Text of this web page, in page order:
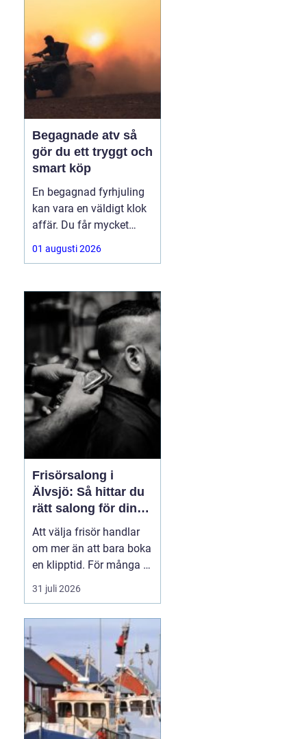
hårt vat...
Begagnade atv så
gör du ett tryggt och
smart köp
En begagnad fyrhjuling
kan vara en väldigt klok
affär. Du får mycket
funktion för pengarna
och slipper den största
ofta kommer direkt när
en maskin är ny.
Samtidigt kräver ett
andrahandsköp mer
eftertanke. Den som vill
köpa
01 augusti 2026
Frisörsalong i
Älvsjö: Så hittar du
rätt salong för din
stil och vardag
Att välja frisör handlar
om mer än att bara boka
en klipptid. För många är
frisörbesöket en paus i
vardagen, en chans att
känna sig mer som sig
själv. I Älvsjö fi...
31 juli 2026